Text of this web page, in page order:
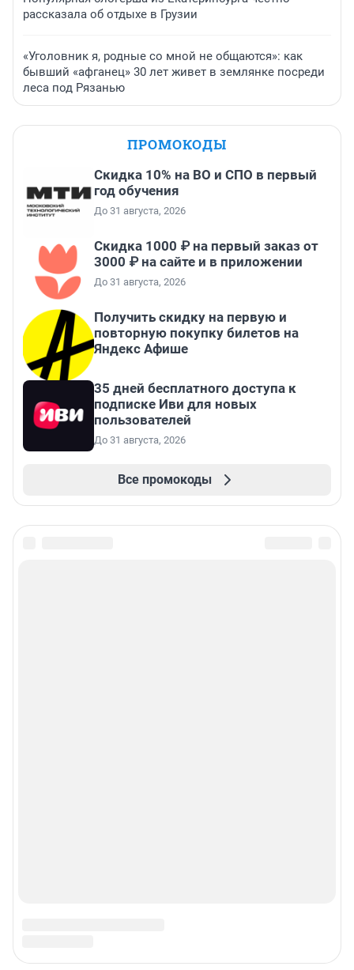
рассказала об отдыхе в Грузии
«Уголовник я, родные со мной не общаются»: как
бывший «афганец» 30 лет живет в землянке посреди
леса под Рязанью
ПРОМОКОДЫ
Скидка 10% на ВО и СПО в первый
год обучения
До 31 августа, 2026
Скидка 1000 ₽ на первый заказ от
3000 ₽ на сайте и в приложении
До 31 августа, 2026
Получить скидку на первую и
повторную покупку билетов на
Яндекс Афише
35 дней бесплатного доступа к
подписке Иви для новых
пользователей
До 31 августа, 2026
Все промокоды